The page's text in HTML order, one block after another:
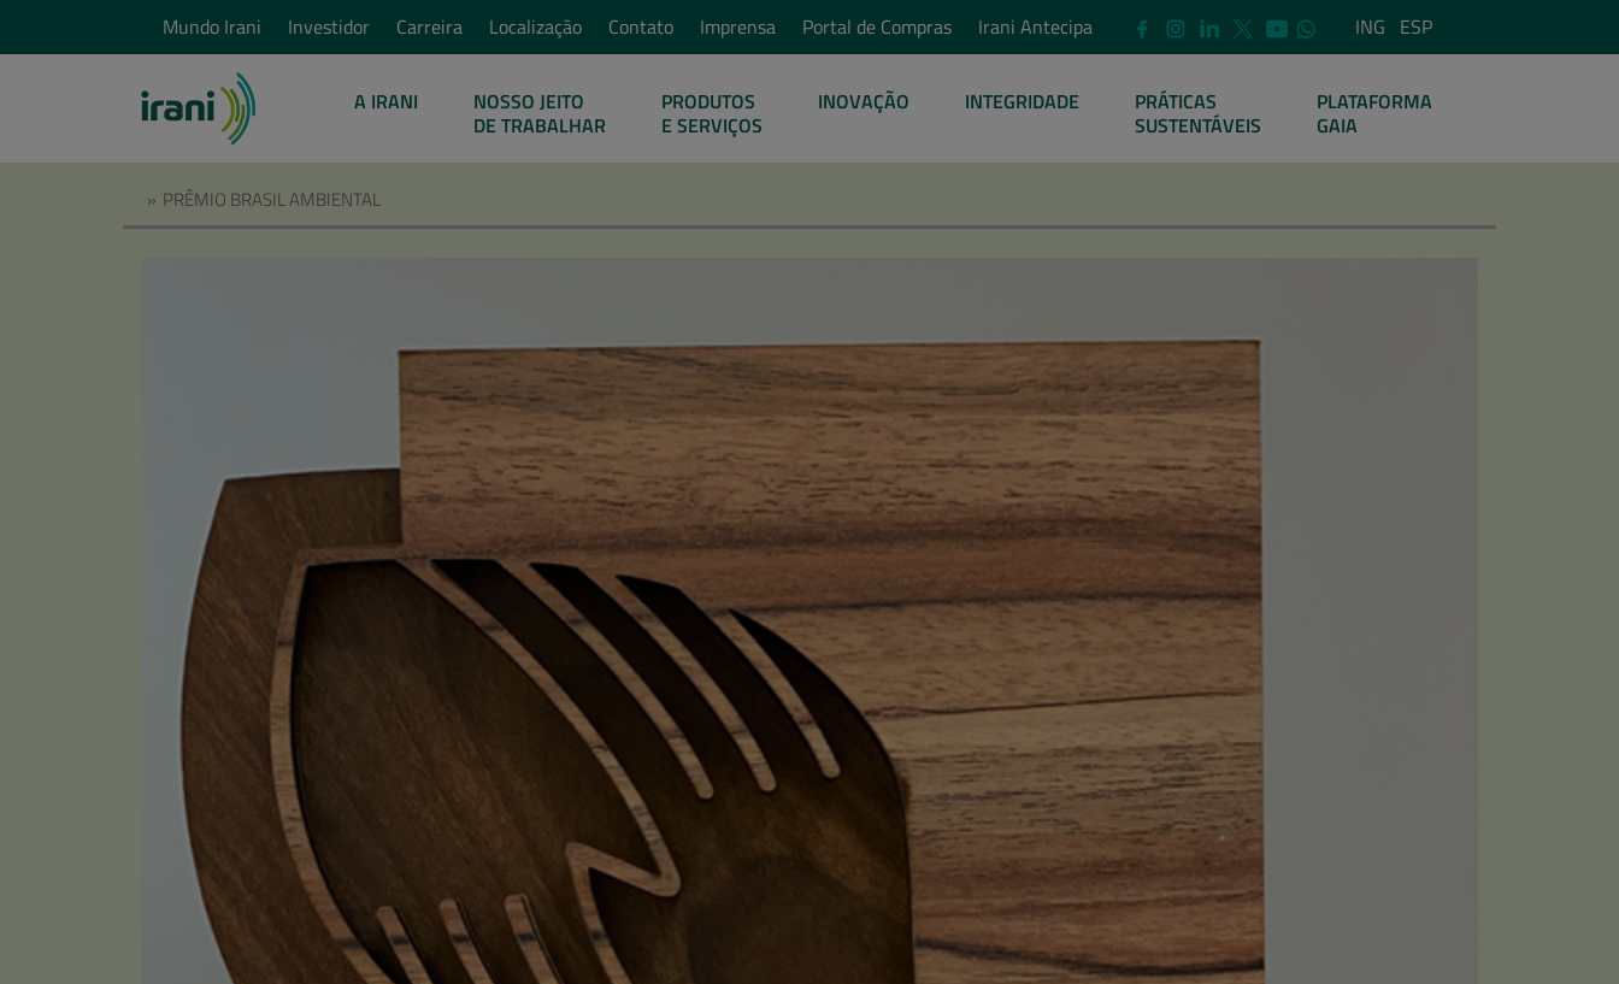
Mundo Irani Investidor Carreira Localização Contato Imprensa Portal de Compras Irani Antecipa ING ESP
A IRANI
NOSSO JEITO
DE TRABALHAR
PRODUTOS
E SERVIÇOS
INOVAÇÃO INTEGRIDADE
PRÁTICAS
SUSTENTÁVEIS
PLATAFORMA
GAIA
» PRÊMIO BRASIL AMBIENTAL